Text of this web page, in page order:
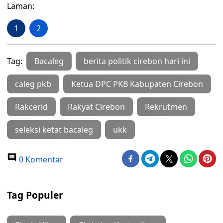
Laman:
1 2
Tag: Bacaleg berita politik cirebon hari ini
caleg pkb Ketua DPC PKB Kabupaten Cirebon
Rakcerid Rakyat Cirebon Rekrutmen
seleksi ketat bacaleg ukk
0 Komentar
Tag Populer